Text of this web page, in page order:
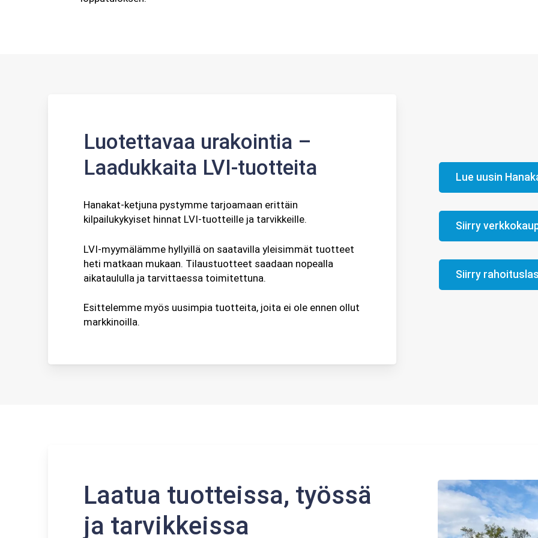
Luotettavaa urakointia –
Laadukkaita LVI-tuotteita
Hanakat-ketjuna pystymme tarjoamaan erittäin
kilpailukykyiset hinnat LVI-tuotteille ja tarvikkeille.
LVI-myymälämme hyllyillä on saatavilla yleisimmät tuotteet
heti matkaan mukaan. Tilaustuotteet saadaan nopealla
aikataululla ja tarvittaessa toimitettuna.
Esittelemme myös uusimpia tuotteita, joita ei ole ennen ollut
markkinoilla.
Lue uusin
Siirry
Siirry
Laatua tuotteissa, työssä
ja tarvikkeissa